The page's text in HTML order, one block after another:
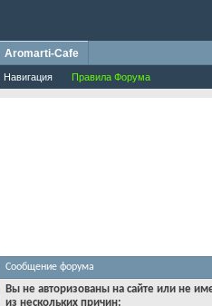
Навигация Правила Форума
Aromarti-Cafe
Сообщение форума
Вы не авторизованы на сайте или не
из нескольких причин: